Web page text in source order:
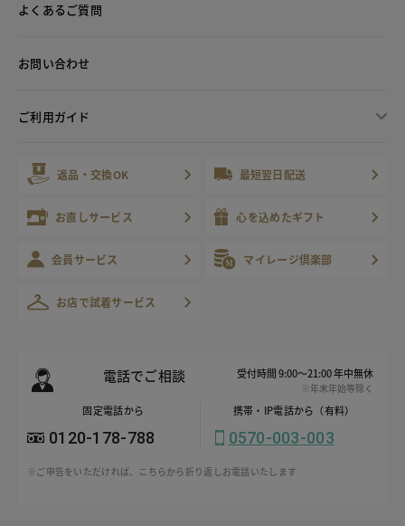
よくあるご質問
お問い合わせ
ご利用ガイド
返品・交換OK 最短翌日配送
お直しサービス 心を込めたギフト
会員サービス マイレージ倶楽部
お店で試着サービス
電話でご相談 受付時間 9:00～21:00 年中無休
※年末年始等除く
固定電話から
0120-178-788
携帯・IP電話から（有料）
0570-003-003
※ご申告をいただければ、こちらから折り返しお電話いたします